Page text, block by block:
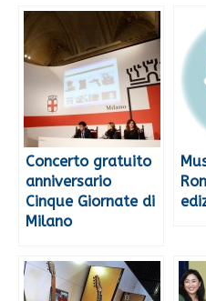
Concerto gratuito
anniversario
Cinque Giornate di
Milano